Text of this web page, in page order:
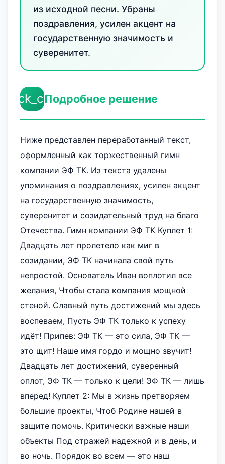
из исходной песни. Убраны
поздравления, усилен акцент на
государственную значимость и
суверенитет.
Подробное решение
Ниже представлен переработанный текст,
оформленный как торжественный гимн
компании ЭФ ТК. Из текста удалены
упоминания о поздравлениях, усилен акцент
на государственную значимость,
суверенитет и созидательный труд на благо
Отечества. Гимн компании ЭФ ТК Куплет 1:
Двадцать лет пролетело как миг в
созидании, ЭФ ТК начинала свой путь
непростой. Основатель Иван воплотил все
желания, Чтобы стала компания мощной
стеной. Славный путь достижений мы здесь
воспеваем, Пусть ЭФ ТК только к успеху
идёт! Припев: ЭФ ТК — это сила, ЭФ ТК —
это щит! Наше имя гордо и мощно звучит!
Двадцать лет достижений, суверенный
оплот, ЭФ ТК — только к цели! ЭФ ТК — лишь
вперед! Куплет 2: Мы в жизнь претворяем
большие проекты, Чтоб Родине нашей в
защите помочь. Критически важные наши
объекты Под стражей надежной и в день, и
во ночь. Порядок во всем — это наш